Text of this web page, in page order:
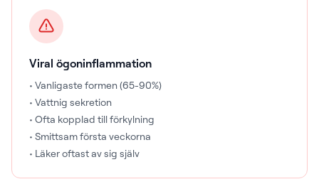
Viral ögoninflammation
• Vanligaste formen (65-90%)
• Vattnig sekretion
• Ofta kopplad till förkylning
• Smittsam första veckorna
• Läker oftast av sig själv